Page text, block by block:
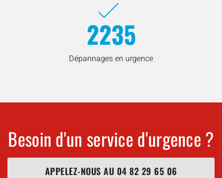
2235
Dépannages en urgence
Besoin d'un service d'urgence ?
APPELEZ-NOUS AU 04 82 29 65 06